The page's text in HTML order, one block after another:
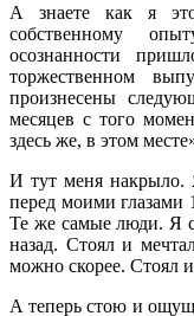
А знаете как я
собственному
осознанности
торжественном
произнесены
месяцев с того
здесь же, в этом
И тут меня накрыло.
перед моими глазами
Те же самые люди. Я
назад. Стоял и
можно скорее. Стоял
А теперь стою и